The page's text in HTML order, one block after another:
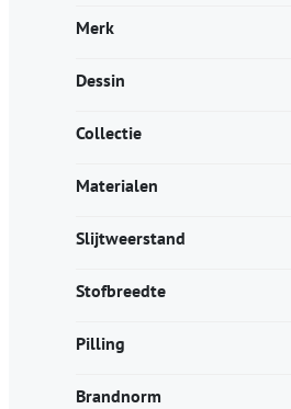
Merk
Dessin
Collectie
Materialen
Slijtweerstand
Stofbreedte
Pilling
Brandnorm